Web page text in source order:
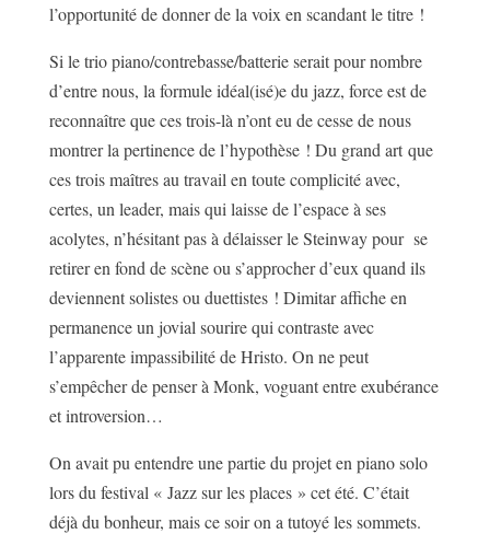
l’opportunité de donner de la voix en scandant le titre !
Si le trio piano/contrebasse/batterie serait pour nombre
d’entre nous, la formule idéal(isé)e du jazz, force est de
reconnaître que ces trois-là n’ont eu de cesse de nous
montrer la pertinence de l’hypothèse ! Du grand art que
ces trois maîtres au travail en toute complicité avec,
certes, un leader, mais qui laisse de l’espace à ses
acolytes, n’hésitant pas à délaisser le Steinway pour se
retirer en fond de scène ou s’approcher d’eux quand ils
deviennent solistes ou duettistes ! Dimitar affiche en
permanence un jovial sourire qui contraste avec
l’apparente impassibilité de Hristo. On ne peut
s’empêcher de penser à Monk, voguant entre exubérance
et introversion…
On avait pu entendre une partie du projet en piano solo
lors du festival « Jazz sur les places » cet été. C’était
déjà du bonheur, mais ce soir on a tutoyé les sommets.